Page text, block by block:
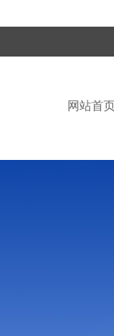
网站首